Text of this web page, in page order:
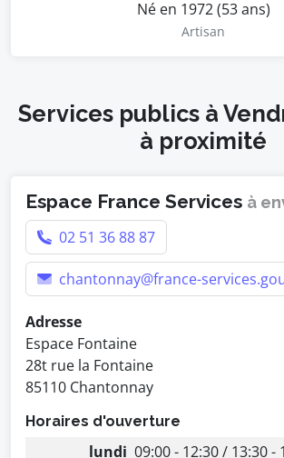
Né en 1972 (53 ans)
Artisan
Services publics à
à proximité
Espace France Services à
02 51 36 88 87
chantonnay@france-
Adresse
Espace Fontaine
28t rue la Fontaine
85110 Chantonnay
Horaires d'ouverture
lundi 09:00 - 12:30 / 13:30 -